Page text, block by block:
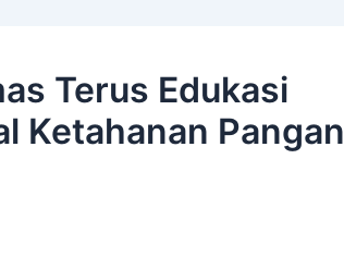
Terus Edukasi
Ketahanan Pangan